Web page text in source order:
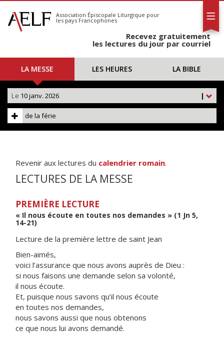
S'abonner
Calendrier
Association Épiscopale Liturgique pour
les pays Francophones
Recevez gratuitement
les lectures du jour par courriel
LA MESSE LES HEURES LA BIBLE
|
Le 10 janv. 2026
de la férie
Revenir aux lectures du calendrier romain.
LECTURES DE LA MESSE
PREMIÈRE LECTURE
« Il nous écoute en toutes nos demandes » (1 Jn 5,
14-21)
Lecture de la première lettre de saint Jean
Bien-aimés,
voici l’assurance que nous avons auprès de Dieu :
si nous faisons une demande selon sa volonté,
il nous écoute.
Et, puisque nous savons qu’il nous écoute
en toutes nos demandes,
nous savons aussi que nous obtenons
ce que nous lui avons demandé.